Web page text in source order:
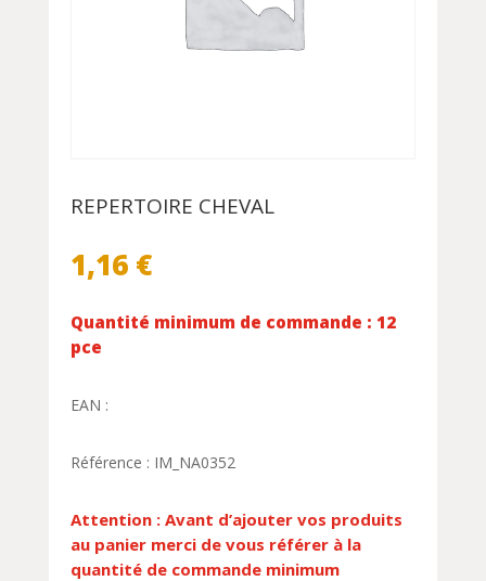
REPERTOIRE CHEVAL
1,16 €
Quantité minimum de commande : 12
pce
EAN :
Référence : IM_NA0352
Attention : Avant d’ajouter vos produits
au panier merci de vous référer à la
quantité de commande minimum